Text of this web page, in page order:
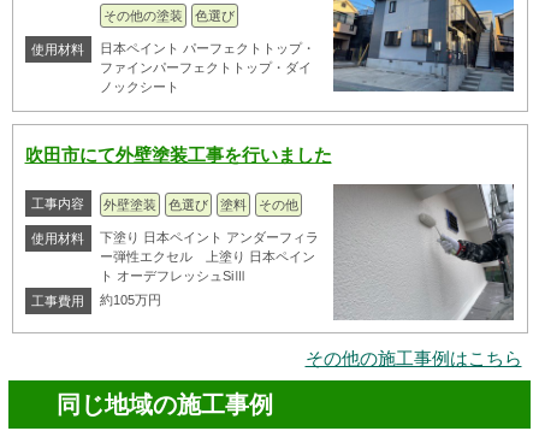
その他の塗装
色選び
使用材料
日本ペイント パーフェクトトップ・
ファインパーフェクトトップ・ダイ
ノックシート
吹田市にて外壁塗装工事を行いました
工事内容 外壁塗装 色選び 塗料 その他
使用材料
下塗り 日本ペイント アンダーフィラ
ー弾性エクセル 上塗り 日本ペイン
ト オーデフレッシュSiⅢ
工事費用
約105万円
その他の施工事例はこちら
同じ地域の施工事例